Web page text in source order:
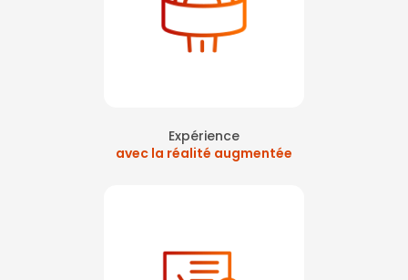
Expérience
avec la réalité augmentée